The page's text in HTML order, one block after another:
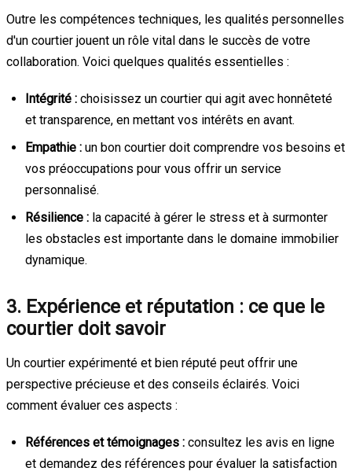
Outre les compétences techniques, les qualités personnelles
d'un courtier jouent un rôle vital dans le succès de votre
collaboration. Voici quelques qualités essentielles :
Intégrité : choisissez un courtier qui agit avec honnêteté
et transparence, en mettant vos intérêts en avant.
Empathie : un bon courtier doit comprendre vos besoins et
vos préoccupations pour vous offrir un service
personnalisé.
Résilience : la capacité à gérer le stress et à surmonter
les obstacles est importante dans le domaine immobilier
dynamique.
3. Expérience et réputation : ce que le
courtier doit savoir
Un courtier expérimenté et bien réputé peut offrir une
perspective précieuse et des conseils éclairés. Voici
comment évaluer ces aspects :
Références et témoignages : consultez les avis en ligne
et demandez des références pour évaluer la satisfaction